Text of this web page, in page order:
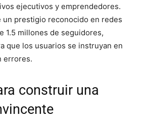
ejecutivos y emprendedores.
un prestigio reconocido en redes
1.5 millones de seguidores,
que los usuarios se instruyan en
errores.
construir una